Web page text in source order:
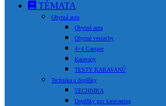
TÉMATA
Obytná auta
Obytná auta
Obytné vestavby
4×4 Camper
Karavany
TESTY KARAVANŮ
Technika a doplňky
TECHNIKA
Doplňky pro karavaning